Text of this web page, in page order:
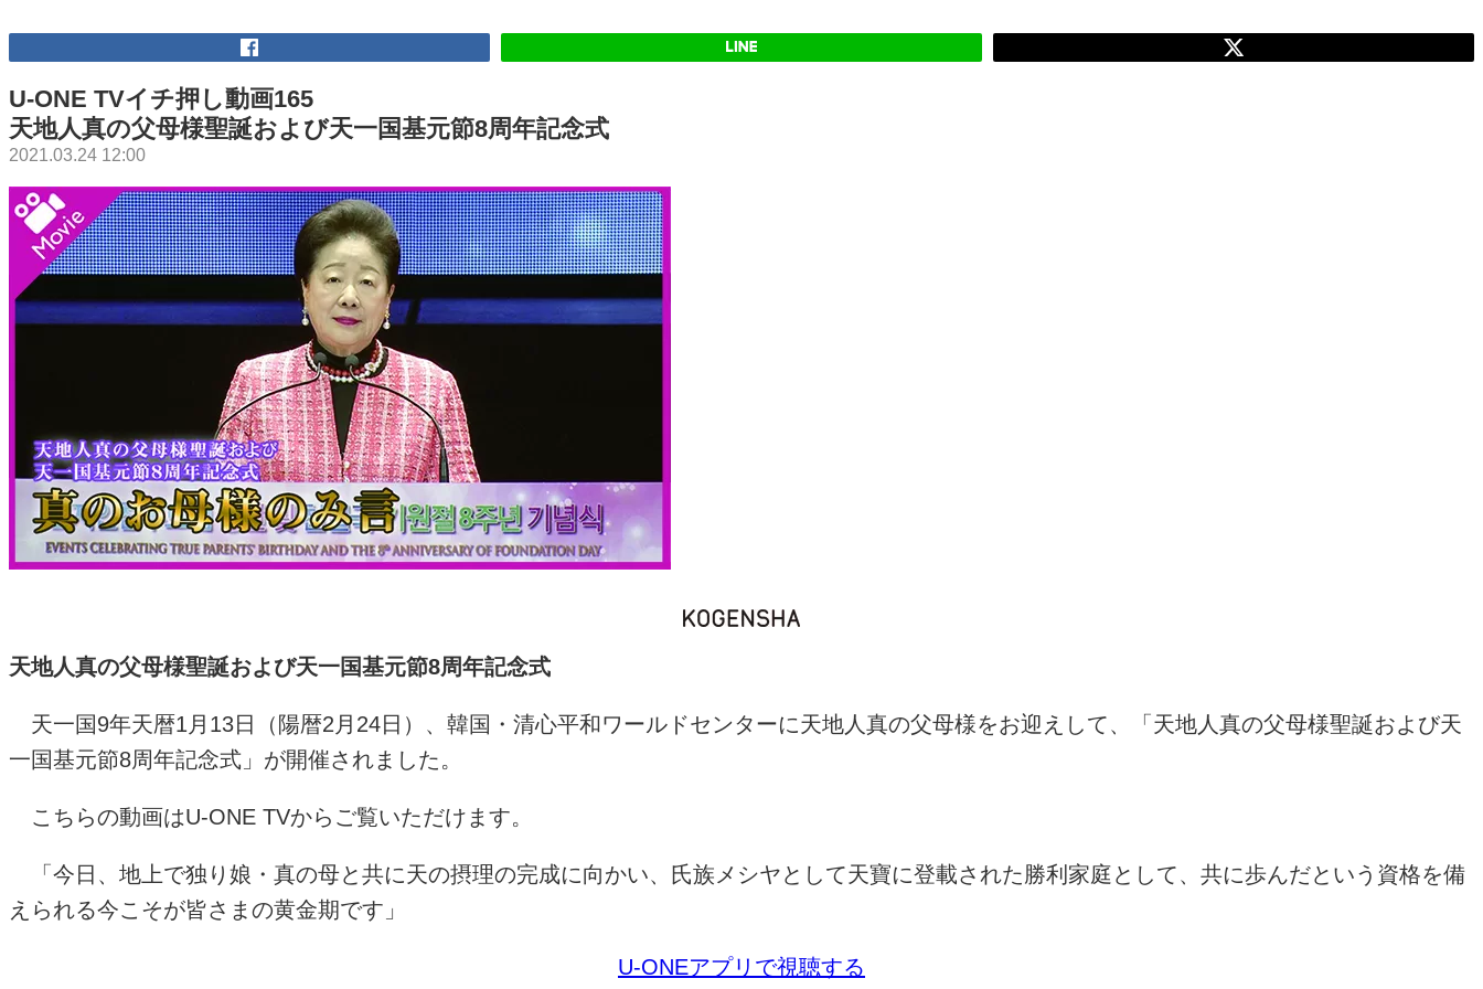
U-ONE TVイチ押し動画165
天地人真の父母様聖誕および天一国基元節8周年記念式
2021.03.24 12:00
天地人真の父母様聖誕および天一国基元節8周年記念式
天一国9年天暦1 月 13日（陽暦2 月 24日）、韓国・清心平和ワールドセンターに天地人真の父母様をお迎えして、「天地人真の父母様聖誕および天
一国基元節8周年記念式」が開催されました。
こちらの動画はU-ONE TVからご覧いただけます。
「今日、地上で独り娘・真の母と共に天の摂理の完成に向かい、氏族メシヤとして天寶に登載された勝利家庭として、共に歩んだという資格を備
えられる今こそが皆さまの黄金期です」
U-ONEアプリで視聴する